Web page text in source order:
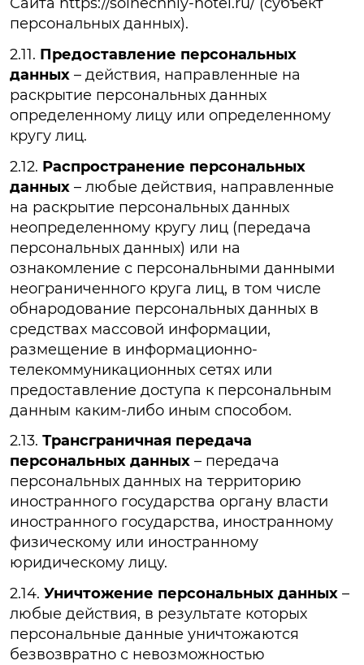
персональных данных).
2.11. Предоставление персональных
данных – действия, направленные на
раскрытие персональных данных
определенному лицу или определенному
кругу лиц.
2.12. Распространение персональных
данных – любые действия, направленные
на раскрытие персональных данных
неопределенному кругу лиц (передача
персональных данных) или на
ознакомление с персональными данными
неограниченного круга лиц, в том числе
обнародование персональных данных в
средствах массовой информации,
размещение в информационно-
телекоммуникационных сетях или
предоставление доступа к персональным
данным каким-либо иным способом.
2.13. Трансграничная передача
персональных данных – передача
персональных данных на территорию
иностранного государства органу власти
иностранного государства, иностранному
физическому или иностранному
юридическому лицу.
2.14. Уничтожение персональных данных –
любые действия, в результате которых
персональные данные уничтожаются
безвозвратно с невозможностью